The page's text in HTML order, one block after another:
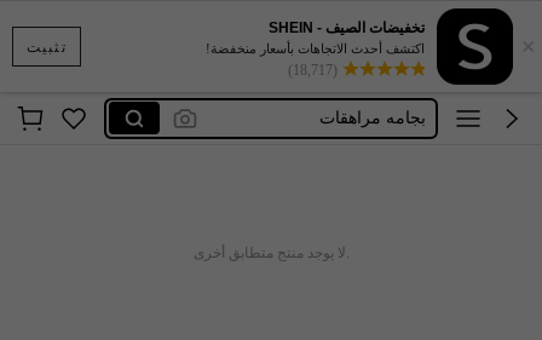
تثبيت ×
تخفيضات الصيف - SHEIN
اكتشف أحدث الاتجاهات بأسعار منخفضة!
(18,717)
‏بجامة
شراب مدرسه
بجامه مراهقات
.لا يوجد منتج متطابق أخرى